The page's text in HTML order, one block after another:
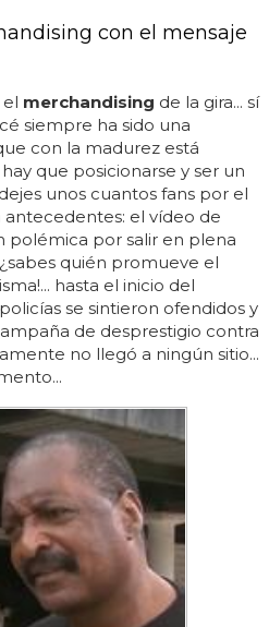
con el mensaje
merchandising de la gira... sí
siempre ha sido una
con la madurez está
que posicionarse y ser un
unos cuantos fans por el
el vídeo de
polémica por salir en plena
quién promueve el
hasta el inicio del
se sintieron ofendidos y
de desprestigio contra
no llegó a ningún sitio...